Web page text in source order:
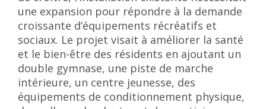
une expansion pour répondre à la demande
croissante d’équipements récréatifs et
sociaux. Le projet visait à améliorer la santé
et le bien-être des résidents en ajoutant un
double gymnase, une piste de marche
intérieure, un centre jeunesse, des
équipements de conditionnement physique,